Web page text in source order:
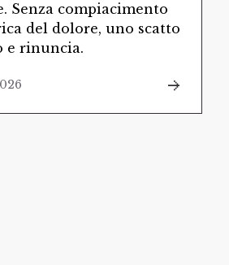
Senza compiacimento
del dolore, uno scatto
e rinuncia.